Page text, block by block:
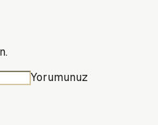
Yorumunuz